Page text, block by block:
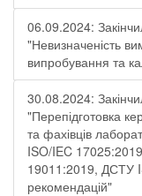
06.09.2024:
"Невизначеність
випробування та
30.08.2024:
"Перепідготовка
та фахівців
ISO/IEC
19011:2019, ДСТУ
рекомендацій"